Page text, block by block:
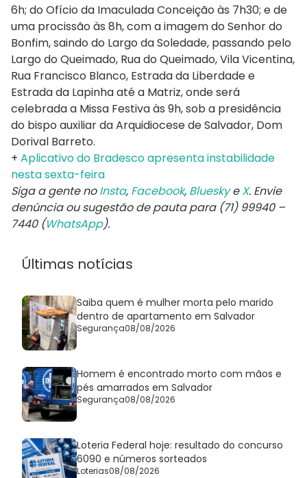
6h; do Ofício da Imaculada Conceição às 7h30; e de
uma procissão às 8h, com a imagem do Senhor do
Bonfim, saindo do Largo da Soledade, passando pelo
Largo do Queimado, Rua do Queimado, Vila Vicentina,
Rua Francisco Blanco, Estrada da Liberdade e
Estrada da Lapinha até a Matriz, onde será
celebrada a Missa Festiva às 9h, sob a presidência
do bispo auxiliar da Arquidiocese de Salvador, Dom
Dorival Barreto.
+ Aplicativo do Bradesco apresenta instabilidade
nesta sexta-feira
Siga a gente noInsta, Facebook, BlueskyeX. Envie
denúncia ou sugestão de pauta para (71) 99940 –
7440 (WhatsApp).
Últimas notícias
Saiba quem é mulher morta pelo marido
dentro de apartamento em Salvador
Segurança08/08/2026
Homem é encontrado morto com mãos e
pés amarrados em Salvador
Segurança08/08/2026
Loteria Federal hoje: resultado do concurso
6090 e números sorteados
Loterias08/08/2026